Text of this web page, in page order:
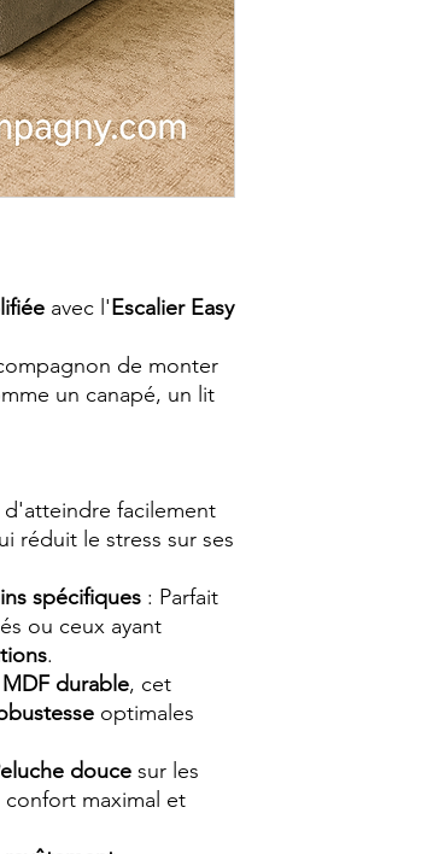
avec l'Escalier Easy
de monter
un canapé, un lit
facilement
réduit le stress sur ses
spécifiques : Parfait
ou ceux ayant
.
MDF durable, cet
optimales
douce sur les
maximal et